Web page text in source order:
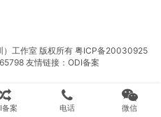
工作室 版权所有 粤ICP备20030925
友情链接： ODI备案
备案 电话 微信